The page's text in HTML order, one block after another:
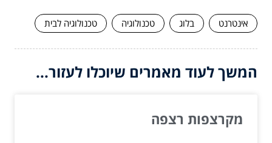
אינטרנט בלוג טכנולוגיה טכנולוגיה לבית
המשך לעוד מאמרים שיוכלו לעזור...
מקרצפות רצפה